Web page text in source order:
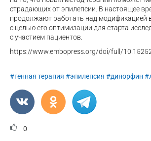
страдающих от эпилепсии. В настоящее
продолжают работать над модификацией
с целью его оптимизации для старта
с участием пациентов.
https://www.embopress.org/doi/full/
#генная терапия #эпилепсия #динорфин
0